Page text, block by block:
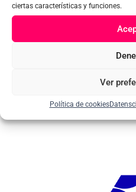
ciertas características y funciones.
Ver
Política de cookies